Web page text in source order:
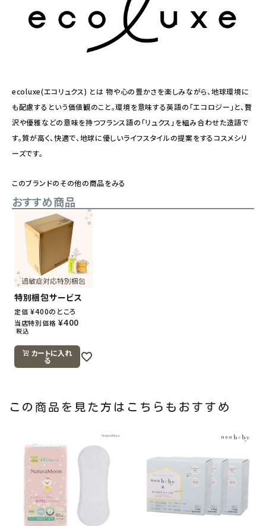
ecoluxe(エコリュクス) とは 物や心の豊かさを楽しみながら、地球環境に
も配慮するという価値観のこと。環境を意味する英語の「エコロジー」と、贅
沢や優雅などの意味を持つフランス語の「リュクス」を組み合わせた造語で
す。質が高く、快適で、地球に優しいライフスタイルの提案をするコスメシリ
ーズです。
このブランドのその他の商品をみる
おすすめ商品
特別梱包サービス
定価 ¥400のところ
当店特別価格 ¥400
税込
カートに入れ
る
この商品を見た方はこちらもおすすめ